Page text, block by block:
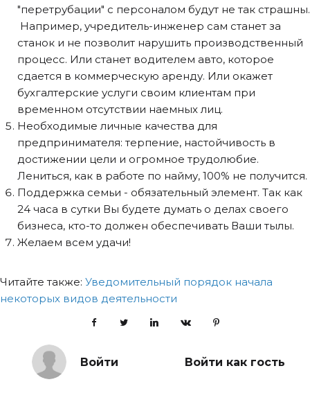
"перетрубации" с персоналом будут не так страшны.​
​ Например, учредитель-инженер сам станет за
станок и не позволит нарушить производственный
процесс. Или станет водителем авто, которое
сдается в коммерческую аренду.​ Или окажет
бухгалтерские услуги своим клиентам при
временном отсутствии наемных лиц.
Необходимые личные качества для
предпринимателя: терпение, настойчивость в
достижении цели и​ огромное трудолюбие.
Лениться, как в работе по найму​, 100% не получится.​
Поддержка семьи - обязательный элемент. Так как
24 часа в сутки Вы будете думать о делах своего
бизнеса, кто-то должен обеспечивать Ваши тылы.​
Желаем всем удачи!​ ​
Читайте также: Уведомительный порядок начала
некоторых видов деятельности
FacebookTwitter LinkedInVKontakte
Войти Войти как гость